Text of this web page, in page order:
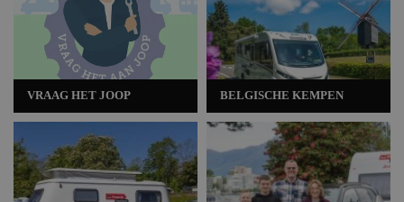
VRAAG HET JOOP BELGISCHE KEMPEN